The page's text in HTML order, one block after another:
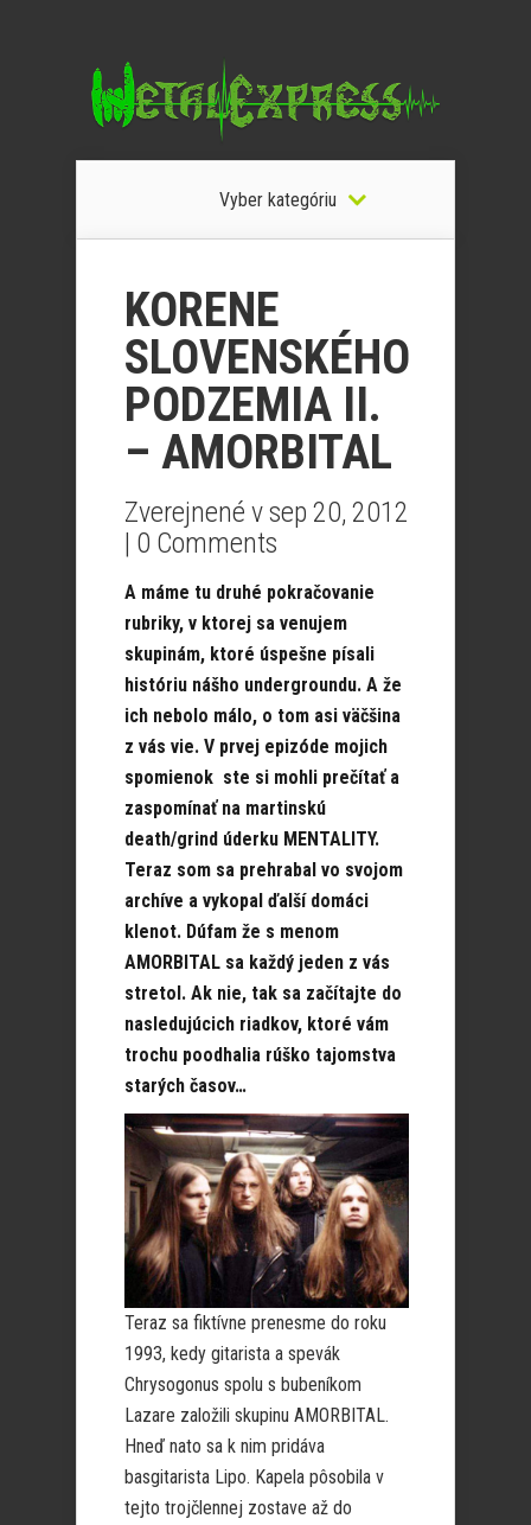
Vyber kategóriu
KORENE
SLOVENSKÉHO
PODZEMIA II.
– AMORBITAL
Zverejnené v sep 20, 2012
| 0 Comments
A máme tu druhé pokračovanie
rubriky, v ktorej sa venujem
skupinám, ktoré úspešne písali
históriu nášho undergroundu. A že
ich nebolo málo, o tom asi väčšina
z vás vie. V prvej epizóde mojich
spomienok ste si mohli prečítať a
zaspomínať na martinskú
death/grind úderku MENTALITY.
Teraz som sa prehrabal vo svojom
archíve a vykopal ďalší domáci
klenot. Dúfam že s menom
AMORBITAL sa každý jeden z vás
stretol. Ak nie, tak sa začítajte do
nasledujúcich riadkov, ktoré vám
trochu poodhalia rúško tajomstva
starých časov…
Teraz sa fiktívne prenesme do roku
1993, kedy gitarista a spevák
Chrysogonus spolu s bubeníkom
Lazare založili skupinu AMORBITAL.
Hneď nato sa k nim pridáva
basgitarista Lipo. Kapela pôsobila v
tejto trojčlennej zostave až do